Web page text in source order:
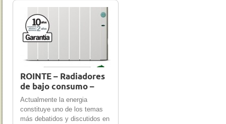
ROINTE – Radiadores
de bajo consumo –
Actualmente la energia
constituye uno de los temas
más debatidos y discutidos en